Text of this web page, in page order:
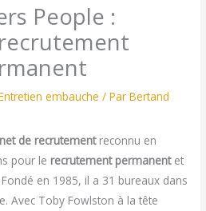
People :
embauche / ParBertand
de recrutementreconnu en
pour le recrutement permanentet
Fondé en 1985, il a 31 bureaux dans
Avec Toby Fowlston à la tête